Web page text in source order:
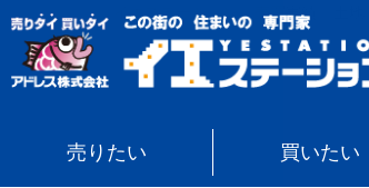
売りたい 買いたい
イエステーション » 売買実績